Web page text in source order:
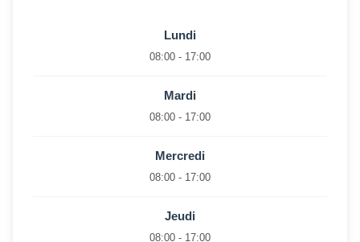
Lundi
08:00 - 17:00
Mardi
08:00 - 17:00
Mercredi
08:00 - 17:00
Jeudi
08:00 - 17:00